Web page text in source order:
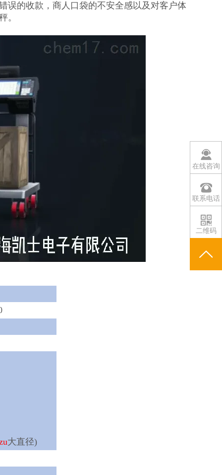
误的收款，商人口袋的不安全感以及对客户体
。
大直径)
在线咨询
联系电话
二维码